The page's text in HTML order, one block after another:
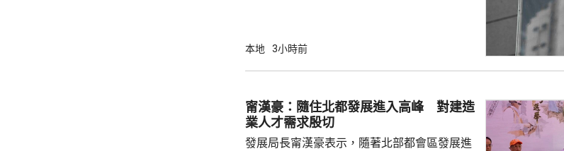
作，並以手襲擊警員，導致他的鼻受傷，其他
本地 3小時前
甯漢豪：隨住北都發展進入高峰 對建造
業人才需求殷切
發展局長甯漢豪表示，隨著北部都會區發展進